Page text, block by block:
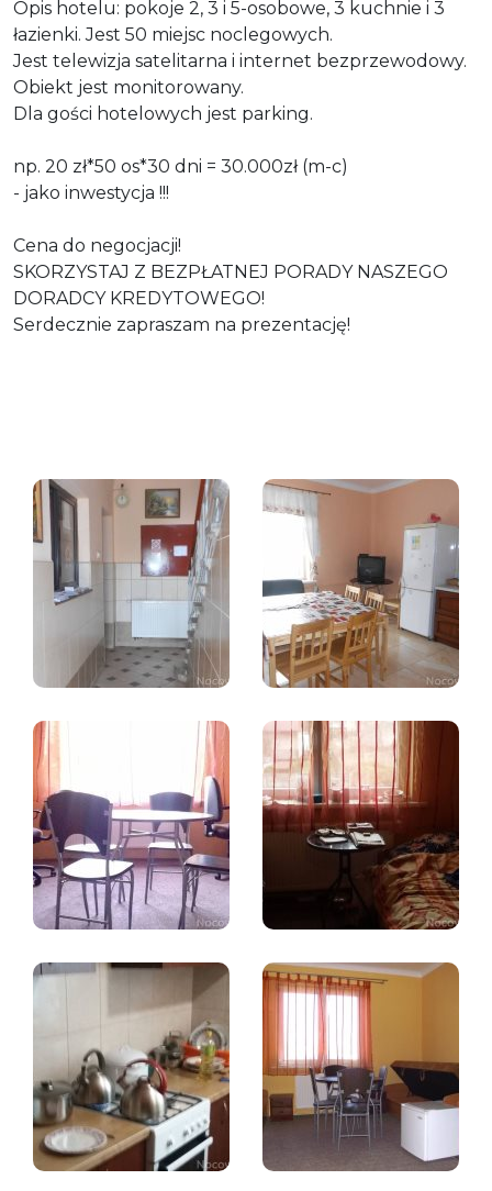
Opis hotelu: pokoje 2, 3 i 5-osobowe, 3 kuchnie i 3
łazienki. Jest 50 miejsc noclegowych.
Jest telewizja satelitarna i internet bezprzewodowy.
Obiekt jest monitorowany.
Dla gości hotelowych jest parking.
np. 20 zł*50 os*30 dni = 30.000zł (m-c)
- jako inwestycja !!!
Cena do negocjacji!
SKORZYSTAJ Z BEZPŁATNEJ PORADY NASZEGO
DORADCY KREDYTOWEGO!
Serdecznie zapraszam na prezentację!